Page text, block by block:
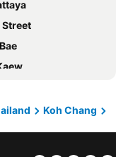
Princess Hotel
Chang
The Sea Resort
Hotel & Resort
bailan resort
Mook Beach
Beach Koh Chang